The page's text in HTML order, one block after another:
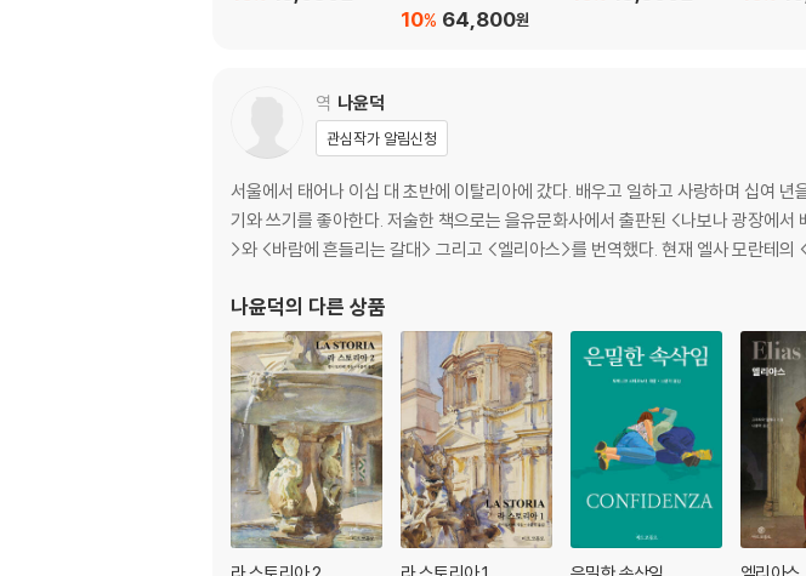
64,800원
10%
역 나윤덕
관심작가 알림신청
서울에서 태어나 이십 대 초반에 이탈리아에 갔다. 배우고 일하고 사랑하며 십여
기와 쓰기를 좋아한다. 저술한 책으로는 을유문화사에서 출판된 <나보나 광장에
>와 <바람에 흔들리는 갈대> 그리고 <엘리아스>를 번역했다. 현재 엘사 모란테의
나윤덕의 다른 상품